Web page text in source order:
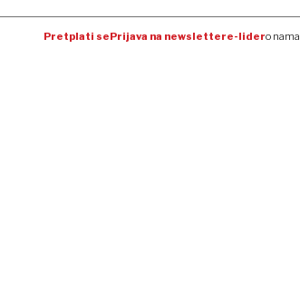
Pretplati sePrijava na newslettere-lidero nama